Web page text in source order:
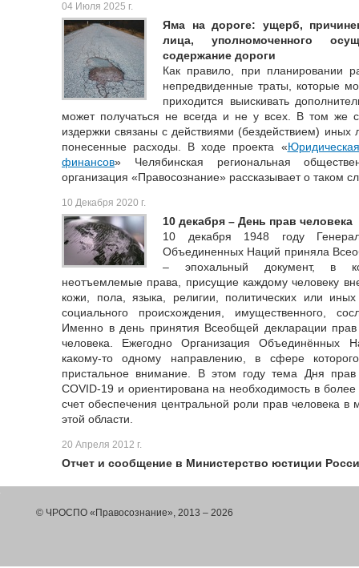
04 Июля 2025 г.
Яма на дороге: ущерб,
лица, уполномоченного
содержание дороги
Как правило, при планировании
непредвиденные траты, которые
приходится выискивать
может получаться не всегда и не у всех. В том же
издержки связаны с действиями (бездействием) иных
понесенные расходы. В ходе проекта «
финансов» Челябинская региональная
организация «Правосознание» рассказывает о таком
10 Декабря 2020 г.
10 декабря – День прав человека
10 декабря 1948 году
Объединенных Наций приняла
– эпохальный документ, в
неотъемлемые права, присущие каждому человеку
кожи, пола, языка, религии, политических или
социального происхождения, имущественного,
Именно в день принятия Всеобщей декларации прав
человека. Ежегодно Организация Объединённых
какому-то одному направлению, в сфере
пристальное внимание. В этом году тема Дня
COVID-19 и ориентирована на необходимость в
счет обеспечения центральной роли прав человека
этой области.
20 Апреля 2012 г.
Отчет и сообщение в Министерство юстиции
© ЧРОСПО «Правосознание», 2013 – 2026